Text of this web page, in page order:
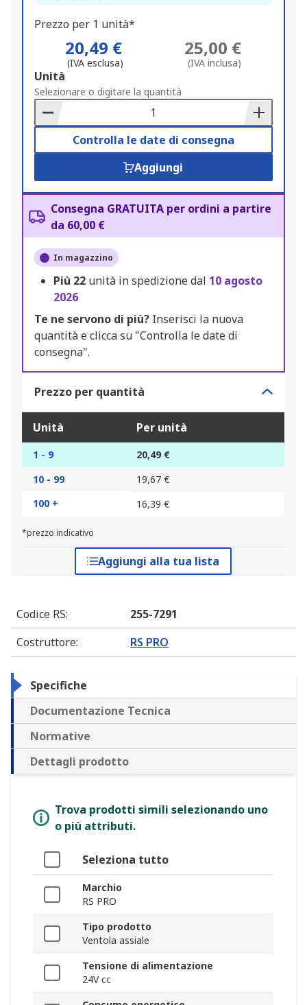
Prezzo per 1 unità*
20,49 €
(IVA esclusa)
25,00 €
(IVA inclusa)
Add
to
Basket
Unità
Selezionare o digitare la quantità
Controlla le date di consegna
Aggiungi
Consegna GRATUITA per ordini a partire
da 60,00 €
In magazzino
Più 22 unità in spedizione dal 10 agosto
2026
Te ne servono di più? Inserisci la nuova
quantità e clicca su "Controlla le date di
consegna".
Prezzo per quantità
Unità Per unità
1 - 9
20,49 €
10 - 99
19,67 €
100 +
16,39 €
*prezzo indicativo
Aggiungi alla tua lista
Codice RS:
255-7291
Costruttore: RS PRO
Specifiche
Documentazione Tecnica
Normative
Dettagli prodotto
Trova prodotti simili selezionando uno
o più attributi.
Seleziona tutto
Marchio
RS PRO
Tipo prodotto
Ventola assiale
Tensione di alimentazione
24V cc